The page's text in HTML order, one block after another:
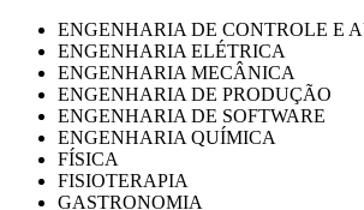
ENGENHARIA DE CONTROLE E
ENGENHARIA ELÉTRICA
ENGENHARIA MECÂNICA
ENGENHARIA DE PRODUÇÃO
ENGENHARIA DE SOFTWARE
ENGENHARIA QUÍMICA
FÍSICA
FISIOTERAPIA
GASTRONOMIA